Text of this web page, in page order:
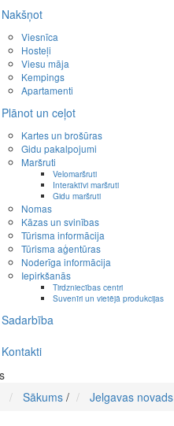
Nakšņot
Viesnīca
Hosteļi
Viesu māja
Kempings
Apartamenti
Plānot un ceļot
Kartes un brošūras
Gidu pakalpojumi
Maršruti
Velomaršruti
Interaktīvi maršruti
Gidu maršruti
Nomas
Kāzas un svinības
Tūrisma informācija
Tūrisma aģentūras
Noderīga informācija
Iepirkšanās
Tirdzniecības centri
Suvenīri un vietējā produkcijas
Sadarbība
Kontakti
Sākums / Jelgavas novads